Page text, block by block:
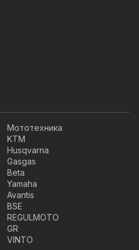
Мототехника
KTM
Husqvarna
Gasgas
Beta
Yamaha
Avantis
BSE
REGULMOTO
GR
VINTO